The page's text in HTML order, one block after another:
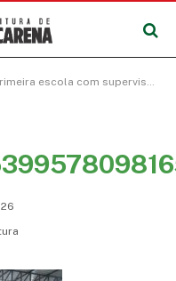
escola com supervisão militar de Barcarena vai atender quase dois mil estudantes